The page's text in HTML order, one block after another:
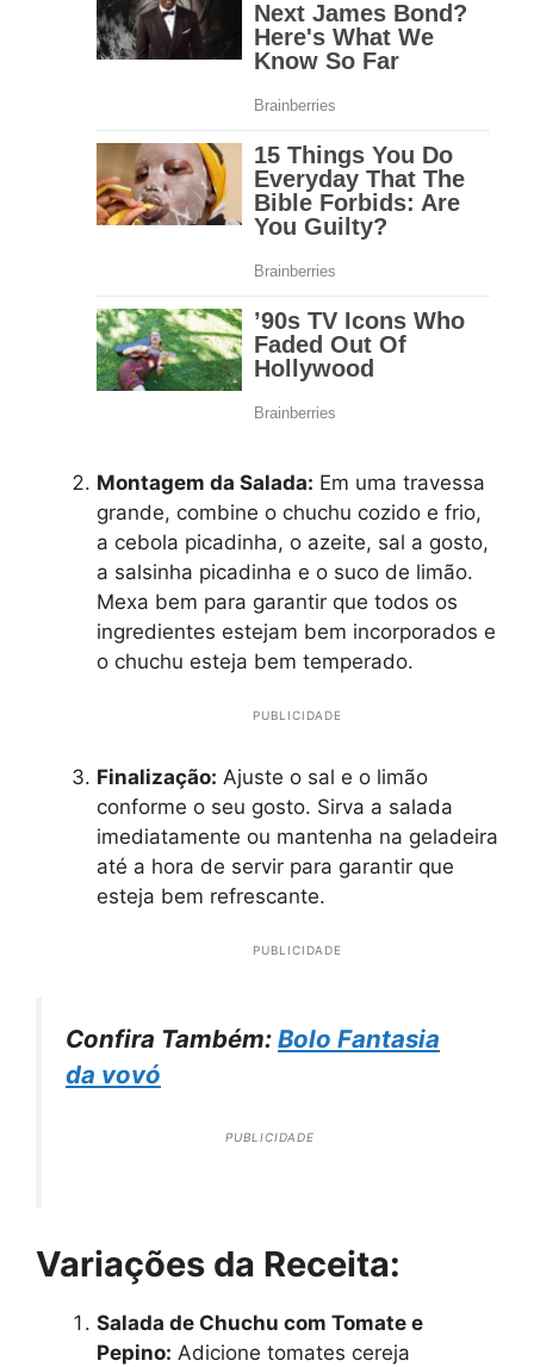
Montagem da Salada: Em uma travessa
grande, combine o chuchu cozido e frio,
a cebola picadinha, o azeite, sal a gosto,
a salsinha picadinha e o suco de limão.
Mexa bem para garantir que todos os
ingredientes estejam bem incorporados e
o chuchu esteja bem temperado.
PUBLICIDADE
Finalização: Ajuste o sal e o limão
conforme o seu gosto. Sirva a salada
imediatamente ou mantenha na geladeira
até a hora de servir para garantir que
esteja bem refrescante.
PUBLICIDADE
Confira Também: Bolo Fantasia
da vovó
PUBLICIDADE
Variações da Receita:
Salada de Chuchu com Tomate e
Pepino: Adicione tomates cereja